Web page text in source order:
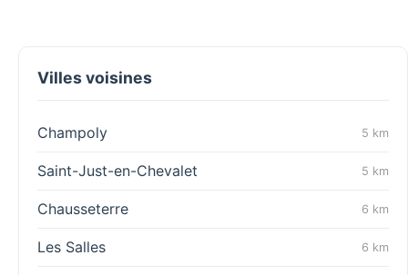
Villes voisines
Champoly 5 km
Saint-Just-en-Chevalet 5 km
Chausseterre 6 km
Les Salles 6 km